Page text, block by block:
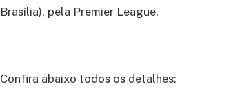
Brasília), pela Premier League.
Confira abaixo todos os detalhes: